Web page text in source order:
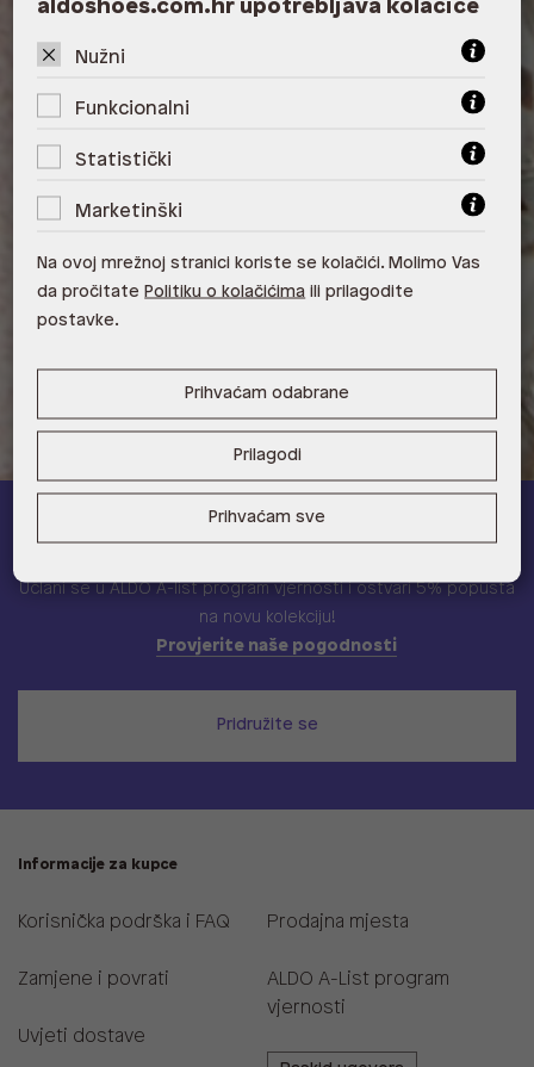
ALDO, City Center One West
10000 Zagreb
ALDO, Arena Centar 10020 Zagreb
ALDO, Mall of Split Split
ALDO, City Center One Split 21000
ALDO, Tower Centar 51000 Rijeka
ALDO A-list
Učlani se u ALDO A-list program vjernosti i ostvari 5% popusta
na novu kolekciju!
Provjerite naše pogodnosti
Pridružite se
Informacije za kupce
Korisnička podrška i FAQ
Zamjene i povrati
Uvjeti dostave
Prodajna mjesta
ALDO A-List program
vjernosti
aldoshoes.com.hr upotrebljava kolačiće
Nužni
Funkcionalni
Statistički
Marketinški
Na ovoj mrežnoj stranici koriste se kolačići. Molimo Vas
da pročitate Politiku o kolačićima ili prilagodite
postavke.
Prihvaćam odabrane
Prilagodi
Prihvaćam sve